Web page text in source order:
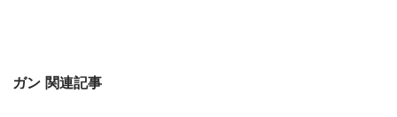
ガン 関連記事